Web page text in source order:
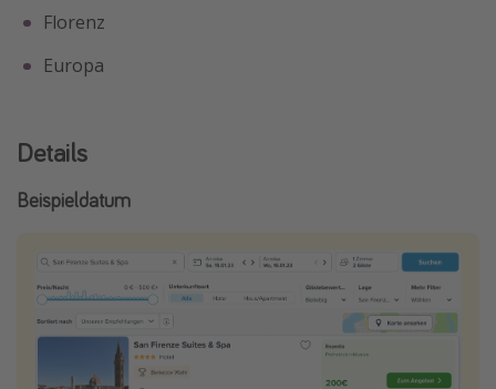
Florenz
Europa
Details
Beispieldatum